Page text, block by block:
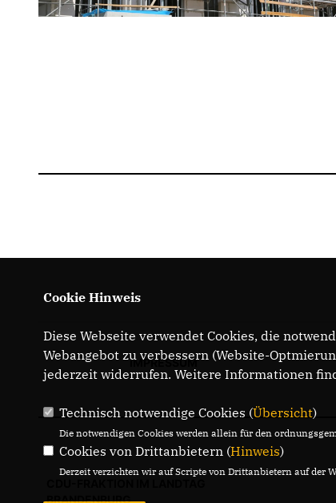
IMPRESSUM
BRANDENBURG
Cookie Hinweis
Diese Webseite verwendet Cookies, die
Webangebot zu verbessern (Website-
jederzeit widerrufen. Weitere Informationen
Technisch notwendige Cookies (Übersicht)
Die notwendigen Cookies werden allein für den
Cookies von Drittanbietern (Hinweis)
Derzeit verzichten wir auf Scripte von Drittanbietern auf der